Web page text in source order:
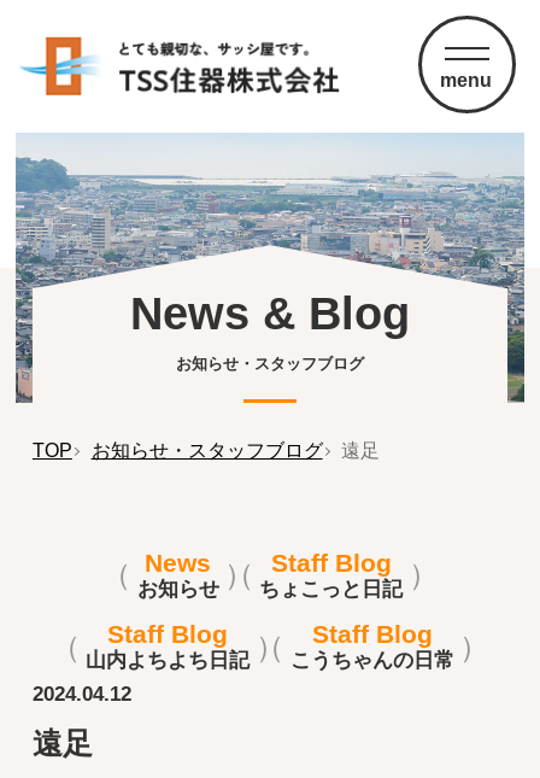
menu
News & Blog
お知らせ・スタッフブログ
TOP お知らせ・スタッフブログ 遠足
News
お知らせ
Staff Blog
ちょこっと日記
Staff Blog
山内よちよち日記
Staff Blog
こうちゃんの日常
2024.04.12
遠足